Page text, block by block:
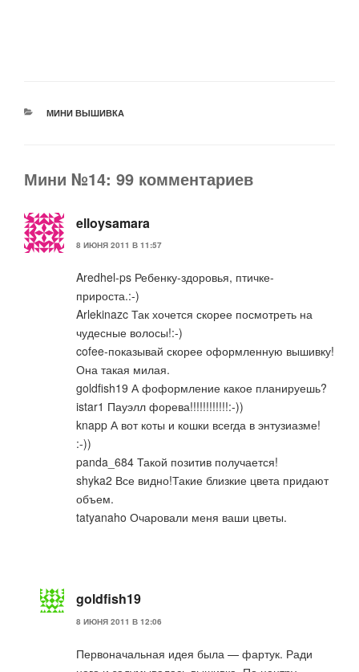
РУБРИКИ
МИНИ ВЫШИВКА
Мини №14: 99 комментариев
elloysamara
8 ИЮНЯ 2011 В 11:57
Aredhel-ps Ребенку-здоровья, птичке-
прироста.:-)
Arlekinazc Так хочется скорее посмотреть на
чудесные волосы!:-)
cofee-показывай скорее оформленную вышивку!
Она такая милая.
goldfish19 А фоформление какое планируешь?
istar1 Пауэлл форева!!!!!!!!!!!!:-))
knapp А вот коты и кошки всегда в энтузиазме!
:-))
panda_684 Такой позитив получается!
shyka2 Все видно!Такие близкие цвета придают
объем.
tatyanaho Очаровали меня ваши цветы.
goldfish19
8 ИЮНЯ 2011 В 12:06
Первоначальная идея была — фартук. Ради